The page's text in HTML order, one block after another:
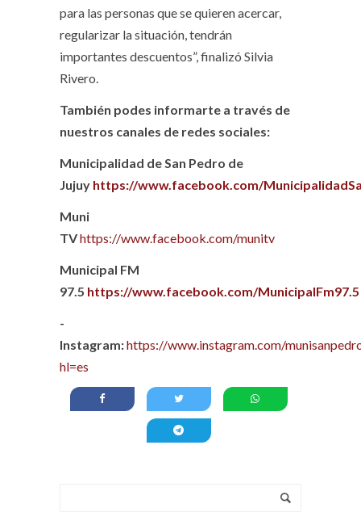
para las personas que se quieren acercar,
regularizar la situación, tendrán
importantes descuentos”, finalizó Silvia
Rivero.
También podes informarte a través de
nuestros canales de redes sociales:
Municipalidad de San Pedro de
Jujuy https://www.facebook.com/
Muni
TVhttps://www.facebook.com/munitv
Municipal FM
97.5 https://www.facebook.com/MunicipalFm97.5
-
Instagram:https://www.instagram.com/
hl=es